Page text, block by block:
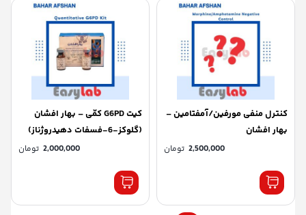
کنترل منفی مورفین/آمفتامین –
بهار افشان
2,500,000 تومان
کیت G6PD کمّی – بهار افشان
(گلوکز-6-فسفات دهیدروژناز)
2,000,000 تومان